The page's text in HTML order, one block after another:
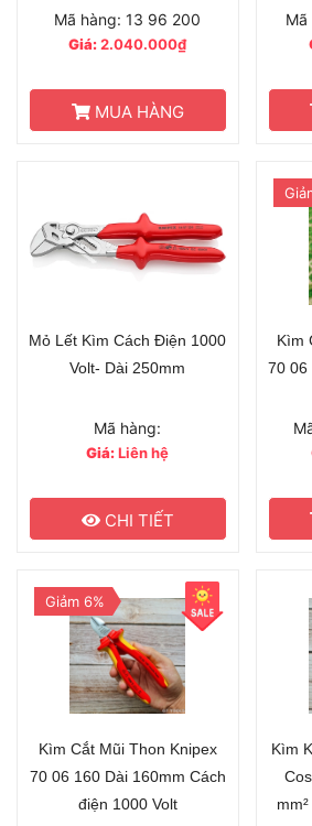
Mã hàng: 13 96 200
Giá:2.040.000₫
MUA HÀNG
Mỏ Lết Kìm Cách Điện 1000
Volt- Dài 250mm
Mã hàng:
Giá:Liên hệ
CHI TIẾT
Kìm
70 06
Giảm 6%
Kìm Cắt Mũi Thon Knipex
70 06 160 Dài 160mm Cách
điện 1000 Volt
Kìm